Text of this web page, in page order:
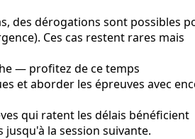
des dérogations sont possibles
Ces cas restent rares mais
— profitez de ce temps
et aborder les épreuves avec
qui ratent les délais bénéficient
la session suivante.